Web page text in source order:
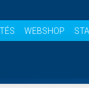
WEBSHOP